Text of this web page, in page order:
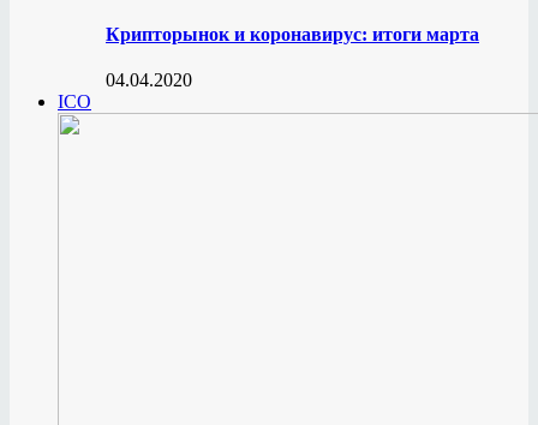
Крипторынок и коронавирус: итоги марта
04.04.2020
ICO